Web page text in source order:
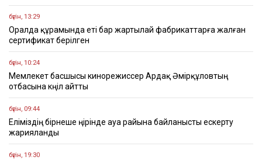
бүгін, 13:29
Оралда құрамында еті бар жартылай фабрикаттарға жалған
сертификат берілген
бүгін, 10:24
Мемлекет басшысы кинорежиссер Ардақ Әмірқұловтың
отбасына көңіл айтты
бүгін, 09:44
Еліміздің бірнеше өңірінде ауа райына байланысты ескерту
жарияланды
бүгін, 19:30